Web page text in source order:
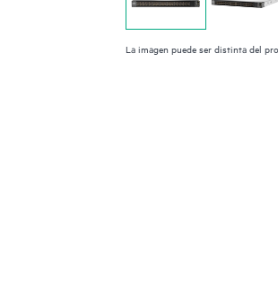
La imagen puede ser distinta del